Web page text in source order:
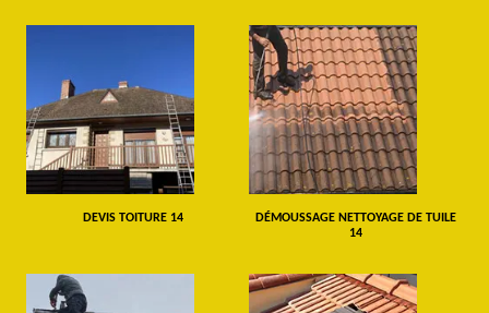
DEVIS TOITURE 14
DÉMOUSSAGE NETTOYAGE DE TUILE
14